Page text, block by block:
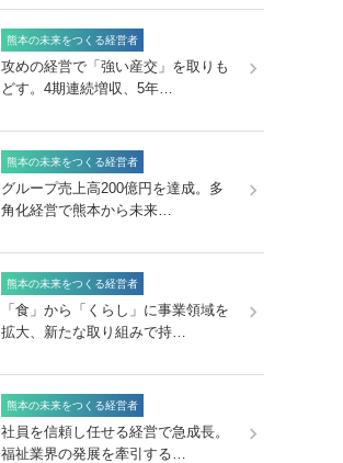
熊本の未来をつくる経営者
攻めの経営で「強い産交」を取りも
どす。4期連続増収、5年…
熊本の未来をつくる経営者
グループ売上高200億円を達成。多
角化経営で熊本から未来…
熊本の未来をつくる経営者
「食」から「くらし」に事業領域を
拡大、新たな取り組みで持…
熊本の未来をつくる経営者
社員を信頼し任せる経営で急成長。
福祉業界の発展を牽引する…